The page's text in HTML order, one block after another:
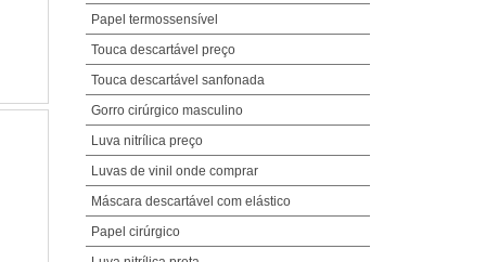
Papel termossensível
Touca descartável preço
Touca descartável sanfonada
Gorro cirúrgico masculino
Luva nitrílica preço
Luvas de vinil onde comprar
Máscara descartável com elástico
Papel cirúrgico